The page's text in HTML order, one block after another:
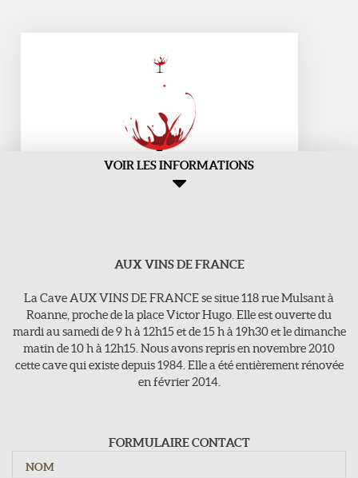
Aux Vins de france
>118, rue Mulsant - 42300 Roanne
E-Mail : vins-de-france@orange.fr
Tel : 04 77 71 16 63
VOIR LES INFORMATIONS
AUX VINS DE FRANCE
La Cave AUX VINS DE FRANCE se situe 118 rue Mulsant à
Roanne, proche de la place Victor Hugo. Elle est ouverte du
mardi au samedi de 9 h à 12h15 et de 15 h à 19h30 et le dimanche
matin de 10 h à 12h15. Nous avons repris en novembre 2010
cette cave qui existe depuis 1984. Elle a été entièrement rénovée
en février 2014.
FORMULAIRE CONTACT